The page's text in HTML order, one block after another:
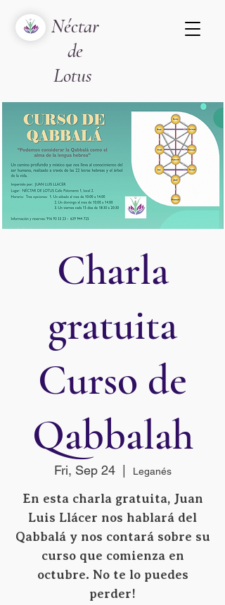
Néctar
de
Lotus
Charla
gratuita
Curso de
Qabbalah
Fri, Sep 24
  |
Leganés
En esta charla gratuita, Juan
Luis Llácer nos hablará del
Qabbalá y nos contará sobre su
curso que comienza en
octubre. No te lo puedes
perder!